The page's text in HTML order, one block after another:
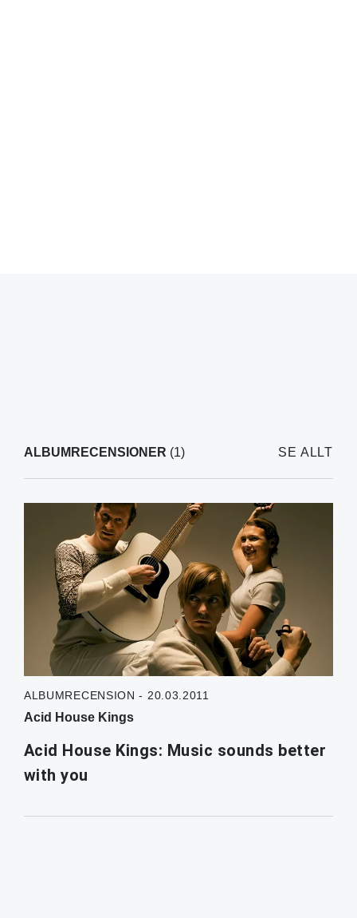
ALBUMRECENSIONER (1) SE ALLT
ALBUMRECENSION - 20.03.2011
Acid House Kings
Acid House Kings: Music sounds better
with you